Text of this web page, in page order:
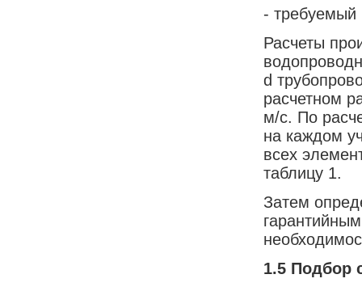
- требуемый
Расчеты
d
расчетном
м/с. По
на каждом
всех
таблицу 1.
Затем
1.5 Подбор